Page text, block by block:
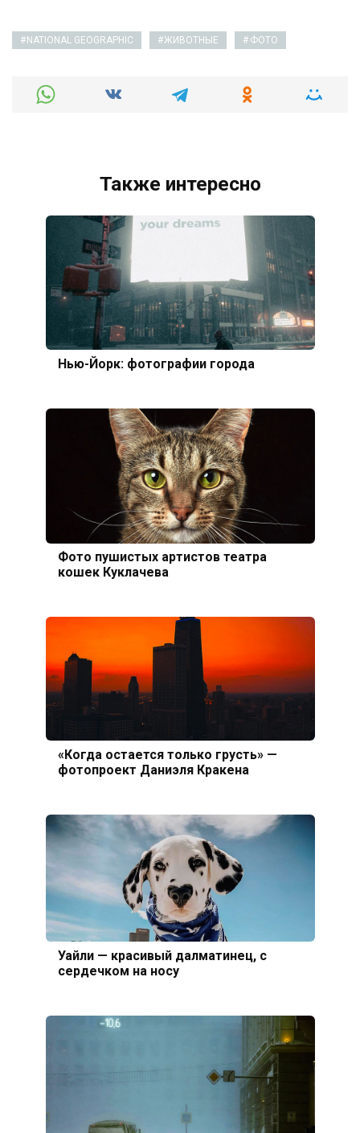
NATIONAL GEOGRAPHIC ЖИВОТНЫЕ ФОТО
Также интересно
Нью-Йорк: фотографии города
Фото пушистых артистов театра
кошек Куклачева
«Когда остается только грусть» —
фотопроект Даниэля Кракена
Уайли — красивый далматинец, с
сердечком на носу